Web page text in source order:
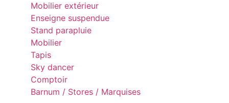
Mobilier extérieur
Enseigne suspendue
Stand parapluie
Mobilier
Tapis
Sky dancer
Comptoir
Barnum / Stores / Marquises